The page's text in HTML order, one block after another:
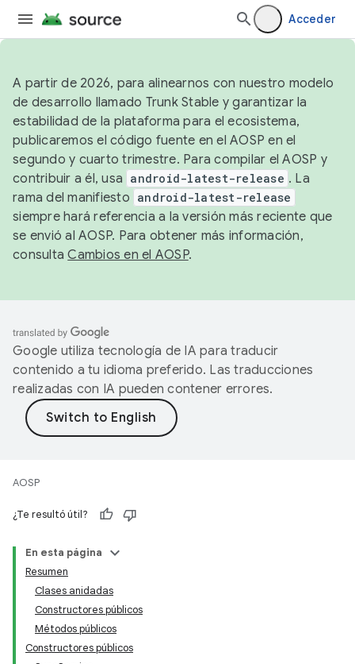
Acceder
A partir de 2026, para alinearnos con nuestro modelo
de desarrollo llamado Trunk Stable y garantizar la
estabilidad de la plataforma para el ecosistema,
publicaremos el código fuente en el AOSP en el
segundo y cuarto trimestre. Para compilar el AOSP y
contribuir a él, usa android-latest-release . La
rama del manifiesto android-latest-release
siempre hará referencia a la versión más reciente que
se envió al AOSP. Para obtener más información,
consultaCambios en el AOSP.
Google utiliza tecnología de IA para traducir
contenido a tu idioma preferido. Las traducciones
realizadas con IA pueden contener errores.
AOSP
¿Te resultó útil?
En esta página
Resumen
Clases anidadas
Constructores públicos
Métodos públicos
Constructores públicos